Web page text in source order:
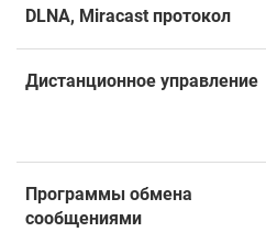
DLNA, Miracast протокол
Дистанционное управление
Программы обмена
сообщениями